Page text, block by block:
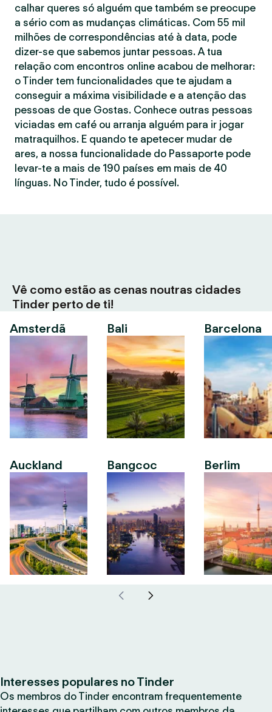
calhar queres só alguém que também se preocupe
a sério com as mudanças climáticas. Com 55 mil
milhões de correspondências até à data, pode
dizer-se que sabemos juntar pessoas. A tua
relação com encontros online acabou de melhorar:
o Tinder tem funcionalidades que te ajudam a
conseguir a máxima visibilidade e a atenção das
pessoas de que Gostas. Conhece outras pessoas
viciadas em café ou arranja alguém para ir jogar
matraquilhos. E quando te apetecer mudar de
ares, a nossa funcionalidade do Passaporte pode
levar-te a mais de 190 países em mais de 40
línguas. No Tinder, tudo é possível.
Vê como estão as cenas noutras cidades
Tinder perto de ti!
Amsterdã
Auckland
Bali
Bangcoc
Barcelona
Berlim
Interesses populares no Tinder
Os membros do Tinder encontram frequentemente